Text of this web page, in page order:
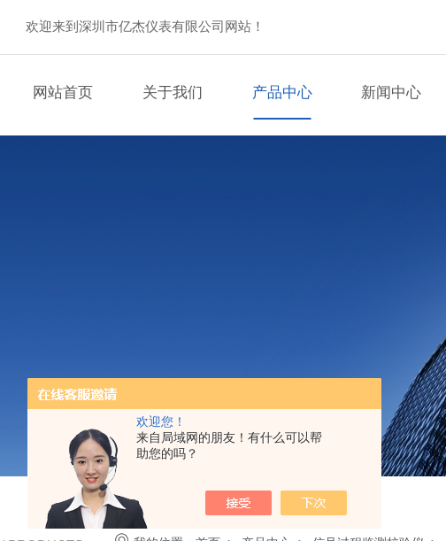
欢迎您！
来自局域网的朋友！有什么可以帮
助您的吗？
欢迎来到深圳市亿杰仪表有限公司网站！
网站首页 关于我们 产品中心 新闻中心